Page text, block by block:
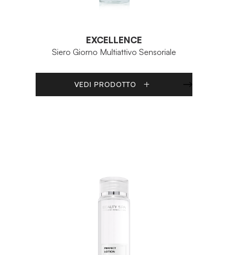
EXCELLENCE
Siero Giorno Multiattivo Sensoriale
VEDI PRODOTTO